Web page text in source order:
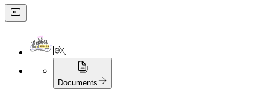
Documents